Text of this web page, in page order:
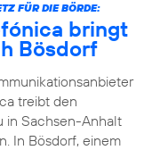
FÜR DIE BÖRDE:
bringt
Bösdorf
treibt den
in Sachsen-Anhalt
In Bösdorf, einem